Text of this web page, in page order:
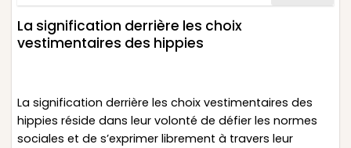
La signification derrière les choix
vestimentaires des hippies
La signification derrière les choix vestimentaires des
hippies réside dans leur volonté de défier les normes
sociales et de s’exprimer librement à travers leur